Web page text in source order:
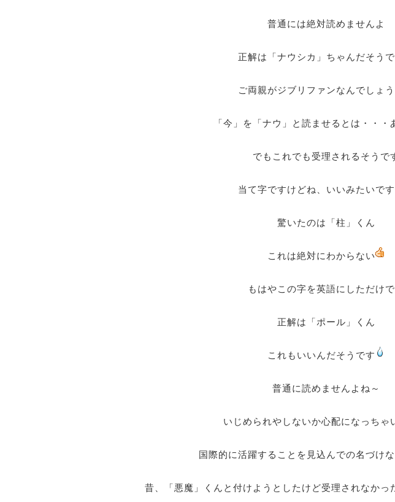
普通には絶対読めませんよ
正解は「ナウシカ」ちゃんだそう
ご両親がジブリファンなんでしょ
「今」を「ナウ」と読ませるとは・・・
でもこれでも受理されるそうで
当て字ですけどね、いいみたいです
驚いたのは「柱」くん
これは絶対にわからない
もはやこの字を英語にしただけ
正解は「ポール」くん
これもいいんだそうです
普通に読めませんよね～
いじめられやしないか心配になっちゃ
国際的に活躍することを見込んでの名づけ
昔、「悪魔」くんと付けようとしたけど受理されなかっ